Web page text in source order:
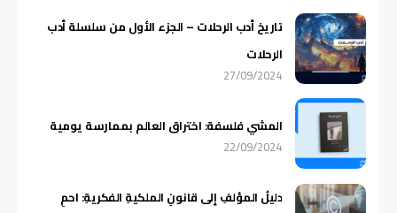
تاريخ أدب الرحلات – الجزء الأول من سلسلة أدب
الرحلات
27/09/2024
المشي فلسفة: اختراق العالم بممارسة يومية
22/09/2024
دليلُ المؤلفِ إلى قانونِ الملكيةِ الفكريةِ: احمِ